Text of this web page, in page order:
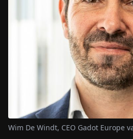
Wim De Windt, CEO Gadot Europe